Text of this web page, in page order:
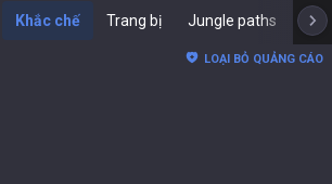
Khắc chế Trang bị Jungle paths
LOẠI BỎ QUẢNG CÁO